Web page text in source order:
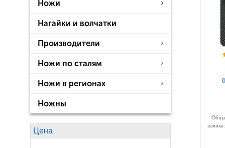
Ножи
Нагайки и волчатки
Производители
Ножи по сталям
Ножи в регионах
Ножны
Цена